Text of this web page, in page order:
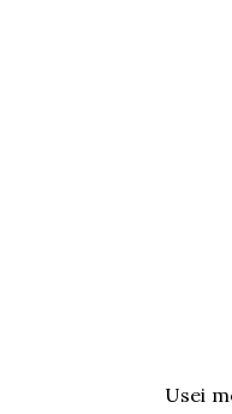
Usei